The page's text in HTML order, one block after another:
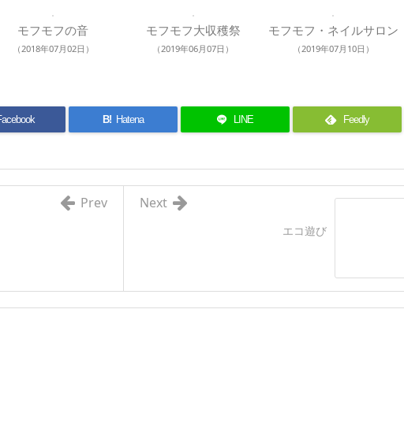
モフモフの音
（2018年07月02日）
モフモフ大収穫祭
（2019年06月07日）
モフモフ・ネイルサロン
（2019年07月10日）
B! Hatena LINE Feedly
エコ遊び
Next
Prev